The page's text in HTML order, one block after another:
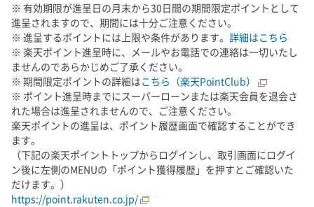
※ 有効期限が進呈日の月末から30日間の期間限定ポイントとして
進呈されますので、期間には十分ご注意ください。
※ 進呈するポイントには上限や条件があります。 詳細はこちら
※ 楽天ポイント進呈時に、メールやお電話での連絡は一切いたし
ませんのであらかじめご了承ください。
※ 期間限定ポイントの詳細はこちら（楽天PointClub）
※ ポイント進呈時までにスーパーローンまたは楽天会員を退会さ
れた場合は進呈されませんので、ご注意ください。
楽天ポイントの進呈は、ポイント履歴画面で確認することができ
ます。
（下記の楽天ポイントトップからログインし、取引画面にログイ
ン後に左側のMENUの「ポイント獲得履歴」を押すとご確認いた
だけます。）
https://point.rakuten.co.jp/